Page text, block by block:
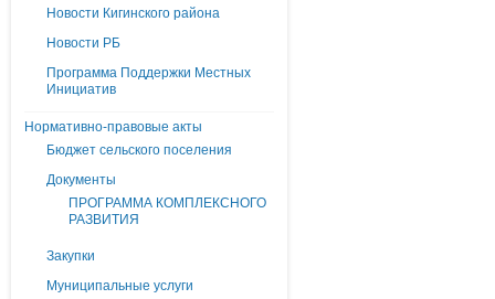
Новости Кигинского района
Новости РБ
Программа Поддержки Местных
Инициатив
Нормативно-правовые акты
Бюджет сельского поселения
Документы
ПРОГРАММА КОМПЛЕКСНОГО
РАЗВИТИЯ
Закупки
Муниципальные услуги